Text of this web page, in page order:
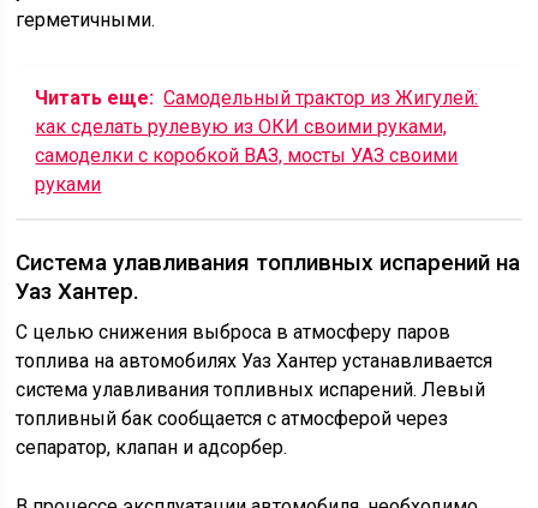
герметичными.
Читать еще: Самодельный трактор из Жигулей:
как сделать рулевую из ОКИ своими руками,
самоделки с коробкой ВАЗ, мосты УАЗ своими
руками
Система улавливания топливных испарений на
Уаз Хантер.
С целью снижения выброса в атмосферу паров
топлива на автомобилях Уаз Хантер устанавливается
система улавливания топливных испарений. Левый
топливный бак сообщается с атмосферой через
сепаратор, клапан и адсорбер.